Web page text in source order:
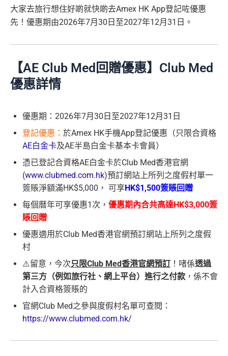
大家去旅行想住好啲就快啲去Amex HK App登記咗優惠
先！優惠期由2026年7月30日至2027年12月31日。
【AE Club Med回贈優惠】Club Med
優惠詳情
優惠期：2026年7月30日至2027年12月31日
登記優惠： 於Amex HK手機App登記優惠（只限合資格
AE白金卡及AE半島白金卡基本卡會員）
憑已登記合資格AE白金卡於Club Med香港官網
(www.clubmed.com.hk)預訂網站上所列之度假村單一
簽賬淨額滿HK$5,000， 可享HK$1,500簽賬回贈
每個曆年可享優惠1次， 優惠期內合共高達HK$3,000簽
賬回贈
優惠適用於Club Med香港官網預訂網站上所列之度假
村
⚠️留意，今次只限Club Med香港官網預訂 ！啫係透過
第三方（例如旅行社、網上平台）進行之付款 ，係不會
計入合資格簽賬的
官網Club Med之參與度假村名單可查閱：
https://www.clubmed.com.hk/